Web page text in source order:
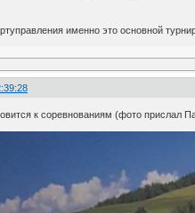
именно это основной
к соревнованиям (фото прислал